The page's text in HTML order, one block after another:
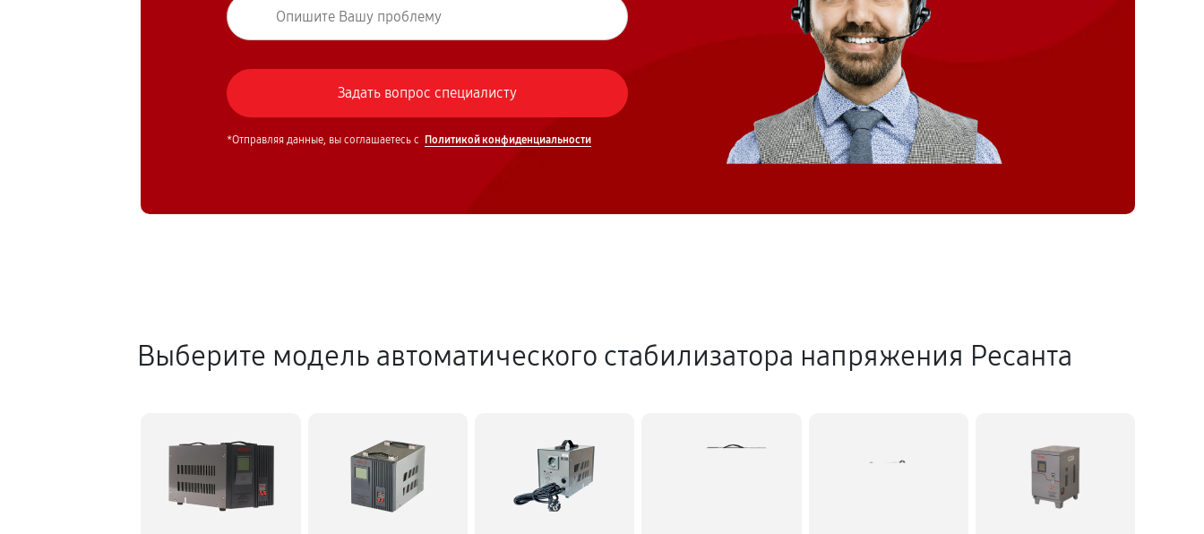
*Отправляя данные, вы соглашаетесь с Политикой конфиденциальности
Выберите модель автоматического стабилизатора напряжения Ресанта